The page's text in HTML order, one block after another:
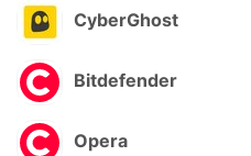
CyberGhost
Bitdefender
Opera